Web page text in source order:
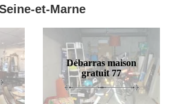
et-Marne
Débarras maison
gratuit 77